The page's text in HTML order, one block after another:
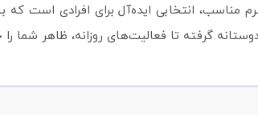
انتخابی ایده‌آل برای افرادی است که
گرفته تا فعالیت‌های روزانه، ظاهر شما